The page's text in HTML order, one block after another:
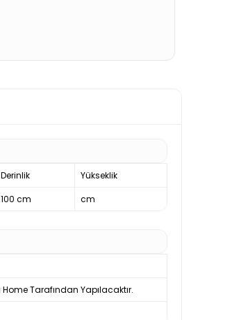
Derinlik
Yükseklik
100 cm cm
Tarafından Yapılacaktır.